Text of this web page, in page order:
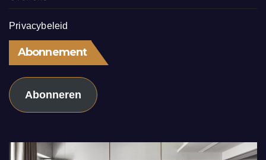
Privacybeleid
Abonnement
Abonneren